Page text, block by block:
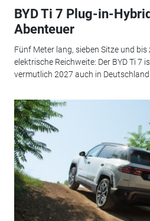
BYD Ti 7 Plug-in-
Abenteuer
Fünf Meter lang, sieben Sitze und
elektrische Reichweite: Der BYD Ti 7
vermutlich 2027 auch in Deutschland